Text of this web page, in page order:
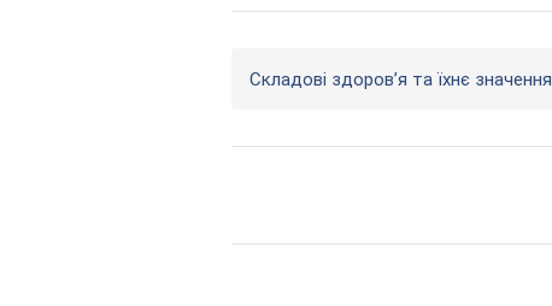
Складові здоров’я та їхнє значення